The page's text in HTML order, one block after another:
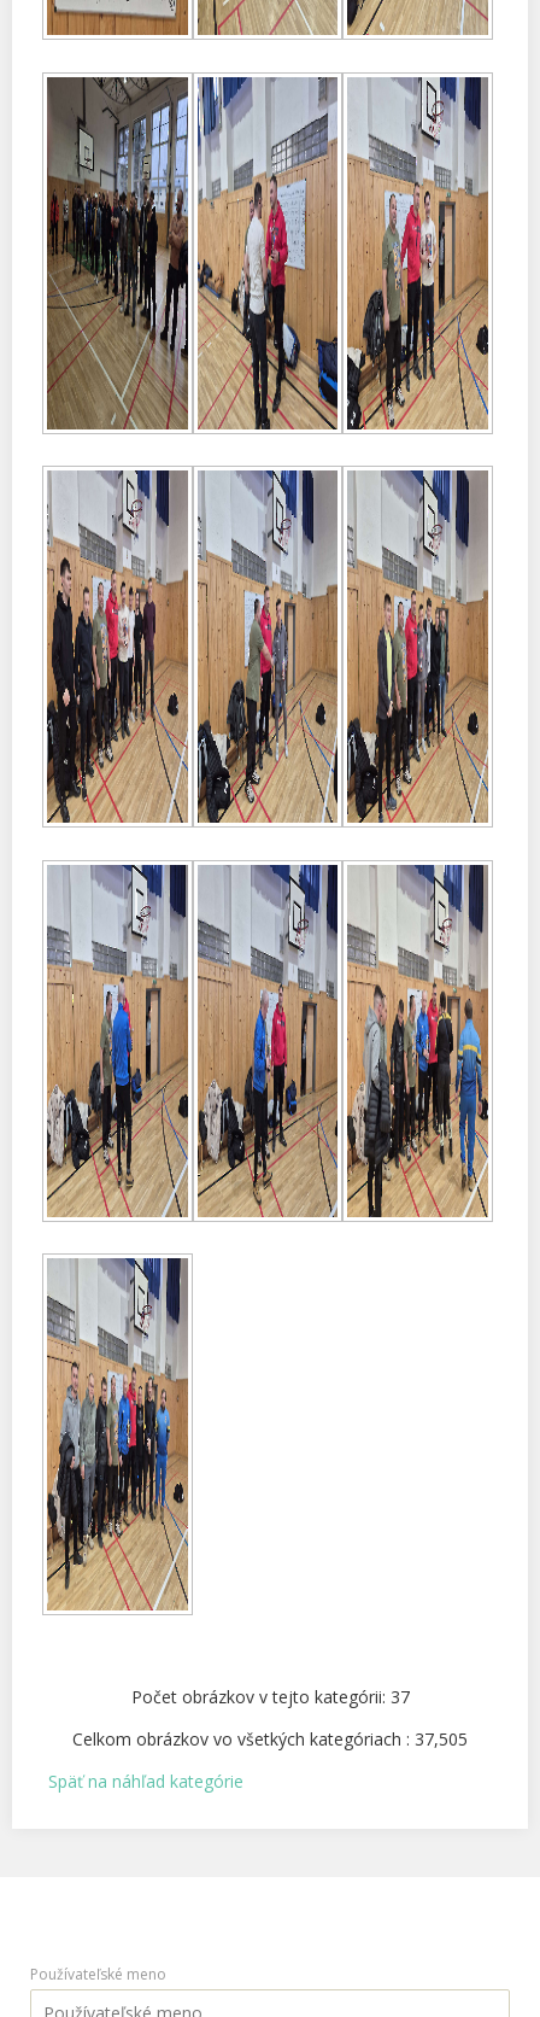
Počet obrázkov v tejto kategórii: 37
Celkom obrázkov vo všetkých kategóriach : 37,505
Späť na náhľad kategórie
Používateľské meno